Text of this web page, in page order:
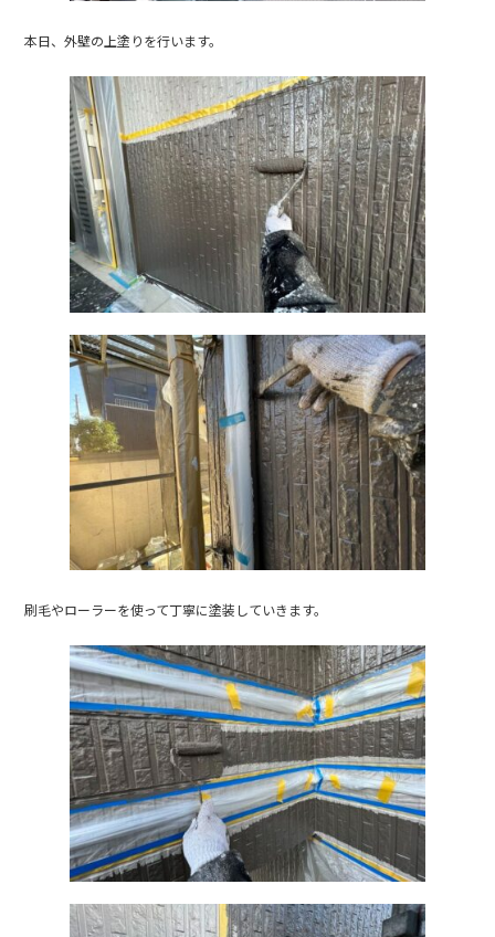
本日、外壁の上塗りを行います。
刷毛やローラーを使って丁寧に塗装していきます。